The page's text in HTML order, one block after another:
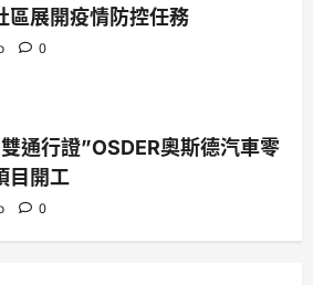
區展開疫情防控任務
0
通行證”OSDER奧斯德汽車零
目開工
0